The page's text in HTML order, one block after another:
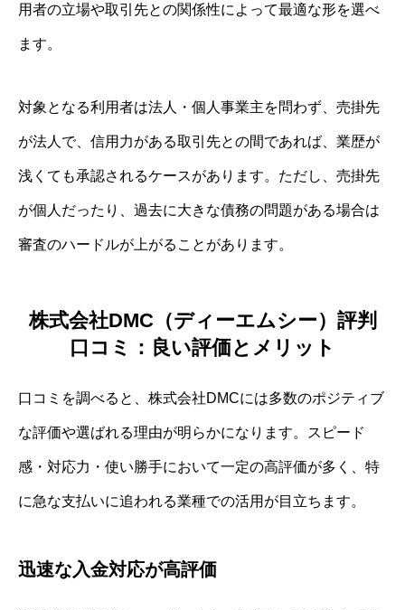
用者の立場や取引先との関係性によって最適な形を選べ
ます。
対象となる利用者は法人・個人事業主を問わず、売掛先
が法人で、信用力がある取引先との間であれば、業歴が
浅くても承認されるケースがあります。ただし、売掛先
が個人だったり、過去に大きな債務の問題がある場合は
審査のハードルが上がることがあります。
株式会社DMC（ディーエムシー）評判
口コミ：良い評価とメリット
口コミを調べると、株式会社DMCには多数のポジティブ
な評価や選ばれる理由が明らかになります。スピード
感・対応力・使い勝手において一定の高評価が多く、特
に急な支払いに追われる業種での活用が目立ちます。
迅速な入金対応が高評価